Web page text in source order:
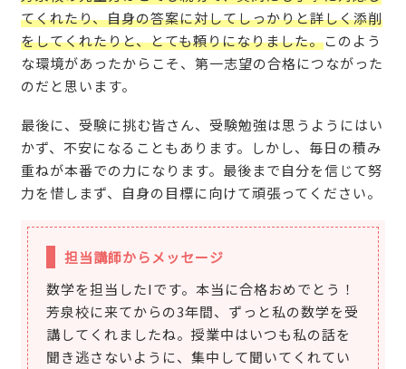
てくれたり、自身の答案に対してしっかりと詳しく添削
をしてくれたりと、とても頼りになりました。このよう
な環境があったからこそ、第一志望の合格につながった
のだと思います。
最後に、受験に挑む皆さん、受験勉強は思うようにはい
かず、不安になることもあります。しかし、毎日の積み
重ねが本番での力になります。最後まで自分を信じて努
力を惜しまず、自身の目標に向けて頑張ってください。
担当講師からメッセージ
数学を担当したIです。本当に合格おめでとう！
芳泉校に来てからの3年間、ずっと私の数学を受
講してくれましたね。授業中はいつも私の話を
聞き逃さないように、集中して聞いてくれてい